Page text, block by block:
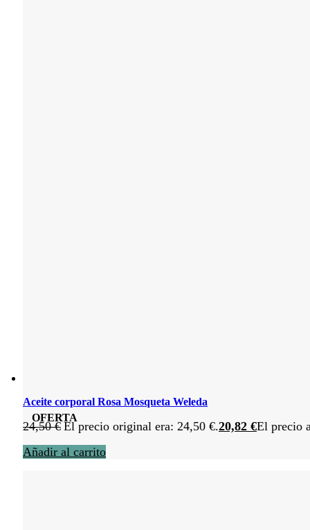
OFERTA
Aceite corporal Rosa Mosqueta Weleda
24,50€ El precio original era: 24,50 €.20,82 €El precio
Añadir al carrito